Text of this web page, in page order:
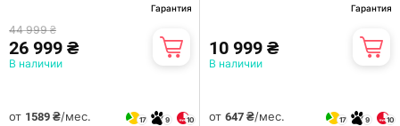
Гарантия
44 999 ₴
26 999 ₴
В наличии
от 1589 ₴/мес. 17 9 10
Гарантия
10 999 ₴
В наличии
от 647 ₴/мес. 17 9 10